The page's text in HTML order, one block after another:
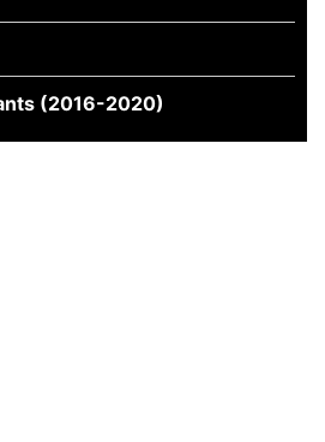
(2016-2020)